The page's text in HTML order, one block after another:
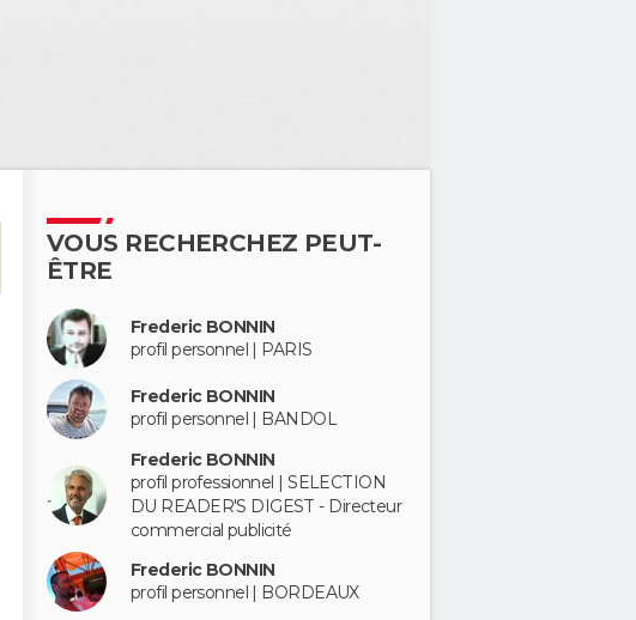
VOUS RECHERCHEZ PEUT-
ÊTRE
Frederic BONNIN
profil personnel | PARIS
Frederic BONNIN
profil personnel | BANDOL
Frederic BONNIN
profil professionnel | SELECTION
DU READER'S DIGEST - Directeur
commercial publicité
Frederic BONNIN
profil personnel | BORDEAUX